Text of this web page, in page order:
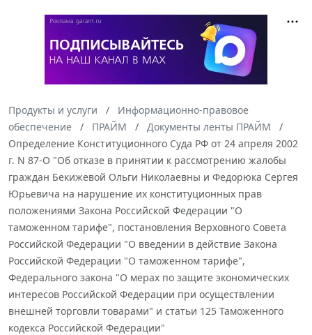
Продукты и услуги
Информационно-правовое
обеспечение
ПРАЙМ
Документы ленты ПРАЙМ
Определение Конституционного Суда РФ от 24 апреля 2002
г. N 87-О "Об отказе в принятии к рассмотрению жалобы
граждан Бекижевой Ольги Николаевны и Федорюка Сергея
Юрьевича на нарушение их конституционных прав
положениями Закона Российской Федерации "О
таможенном тарифе", постановления Верховного Совета
Российской Федерации "О введении в действие Закона
Российской Федерации "О таможенном тарифе",
Федерального закона "О мерах по защите экономических
интересов Российской Федерации при осуществлении
внешней торговли товарами" и статьи 125 Таможенного
кодекса Российской Федерации"